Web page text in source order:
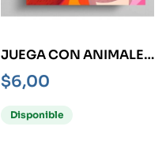
JUEGA CON ANIMALES
DEL BOSQUE -
BILLINGÜE-
$6,00
Disponible